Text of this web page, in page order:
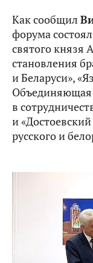
Как сообщил
форума
святого князя
становления
и Беларуси»,
Объединяющая
в
и
русского и